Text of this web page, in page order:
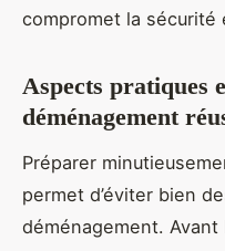
compromet la sécurité
Aspects pratiques
déménagement
Préparer
permet d’éviter bien
déménagement.